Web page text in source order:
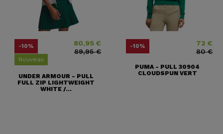
-10%
Nouveau
80,95 €
Prix ​​habituel
89,95 €
UNDER ARMOUR - PULL
FULL ZIP LIGHTWEIGHT
WHITE /...
-10% 72 €
Prix
80 €
PUMA - PULL 30904
CLOUDSPUN VERT